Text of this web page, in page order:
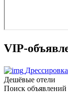
VIP-
Дешёвые отели
Поиск объявлений